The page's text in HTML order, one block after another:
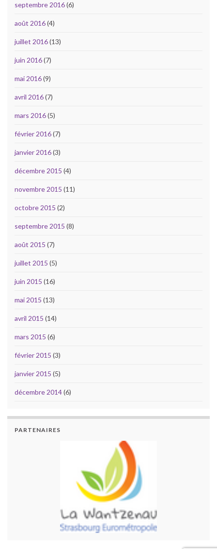
septembre 2016(6)
août 2016(4)
juillet 2016(13)
juin 2016(7)
mai 2016(9)
avril 2016(7)
mars 2016(5)
février 2016(7)
janvier 2016(3)
décembre 2015 (4)
novembre 2015 (11)
octobre 2015 (2)
septembre 2015 (8)
août 2015 (7)
juillet 2015 (5)
juin 2015 (16)
mai 2015 (13)
avril 2015 (14)
mars 2015 (6)
février 2015 (3)
janvier 2015 (5)
décembre 2014(6)
PARTENAIRES